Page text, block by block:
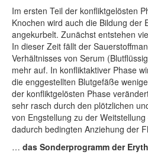
Im ersten Teil der konfliktgelösten
Knochen wird auch die Bildung der
angekurbelt. Zunächst entstehen
In dieser Zeit fällt der
Verhältnisses von Serum
mehr auf. In konfliktaktiver Phase
die enggestellten Blutgefäße
der konfliktgelösten Phase
sehr rasch durch den plötzlichen
von Engstellung zu der
dadurch bedingten Anziehung der
… das Sonderprogramm der